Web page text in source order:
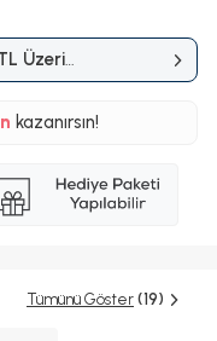
Üzeri
kazanırsın!
Tümünü Göster (19)